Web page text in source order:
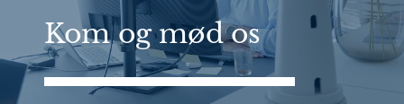
Kom og mød os